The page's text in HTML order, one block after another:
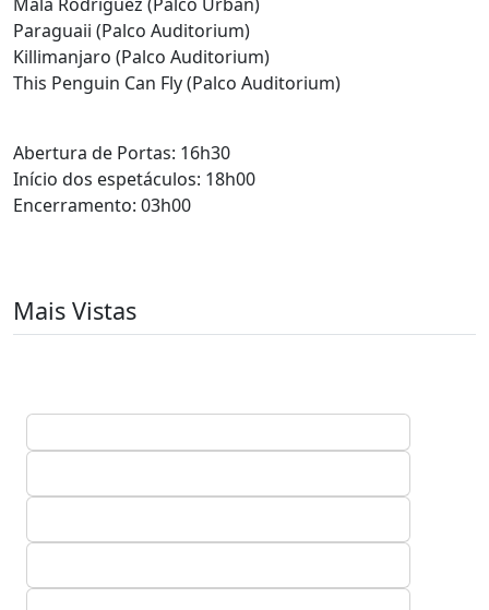
Paraguaii (Palco Auditorium)
Killimanjaro (Palco Auditorium)
This Penguin Can Fly (Palco Auditorium)
Abertura de Portas: 16h30
Início dos espetáculos: 18h00
Encerramento: 03h00
Mais Vistas